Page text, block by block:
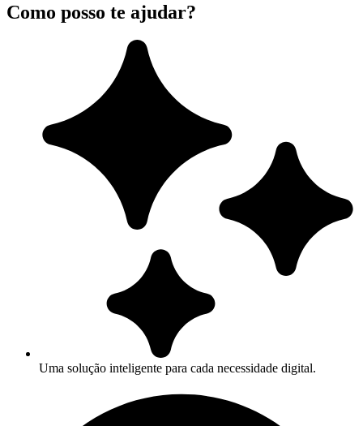
Como posso te ajudar?
Uma solução inteligente para cada necessidade digital.